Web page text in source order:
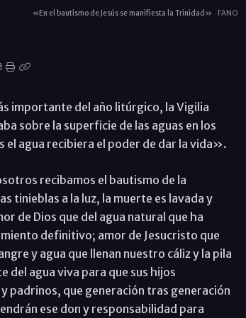
«En el bautismo de Jesús se manifiesta la Trinidad» FANO
importante del año litúrgico, la Vigilia
sobre la superficie de las aguas en los
el agua recibiera el poder de dar la vida».
recibamos el bautismo de la
tinieblas a la luz, la muerte es lavada y
de Dios que del agua natural que ha
definitivo; amor de Jesucristo que
y agua que llenan nuestro cáliz y la pila
del agua viva para que sus hijos
padrinos, que generación tras generación
ese don y responsabilidad para